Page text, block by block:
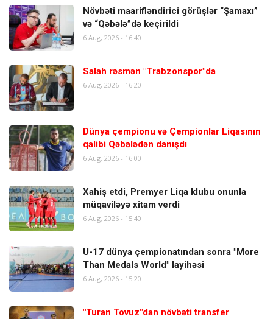
Növbəti maarifləndirici görüşlər “Şamaxı”
və “Qəbələ”də keçirildi
6 Aug, 2026 - 16:40
Salah rəsmən "Trabzonspor"da
6 Aug, 2026 - 16:20
Dünya çempionu və Çempionlar Liqasının
qalibi Qəbələdən danışdı
6 Aug, 2026 - 16:00
Xahiş etdi, Premyer Liqa klubu onunla
müqaviləyə xitam verdi
6 Aug, 2026 - 15:40
U-17 dünya çempionatından sonra "More
Than Medals World" layihəsi
6 Aug, 2026 - 15:20
"Turan Tovuz"dan növbəti transfer